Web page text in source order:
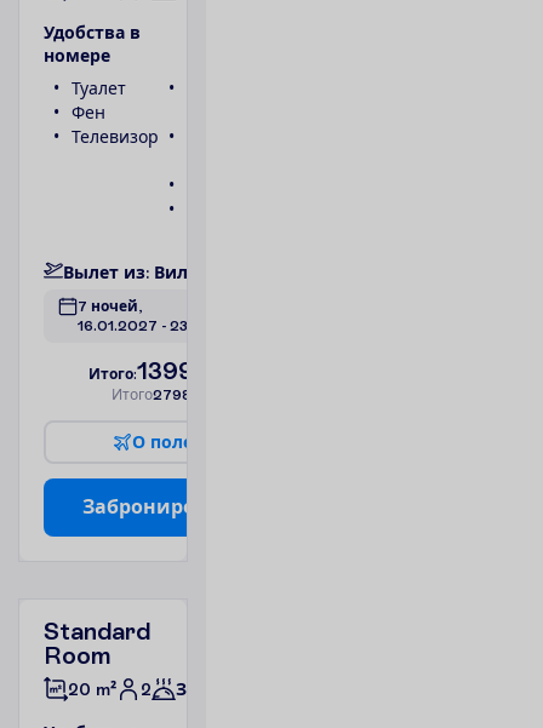
Удобства в
номере
Туалет
Фен
Телевизор
Вылет из: Вил
7 ночей,
16.01.2027 - 23.01.2027
Итого:1399.00
Итого2798.00
О поле
Заброниро
Standard
Room
20 m² 2 Завтраки